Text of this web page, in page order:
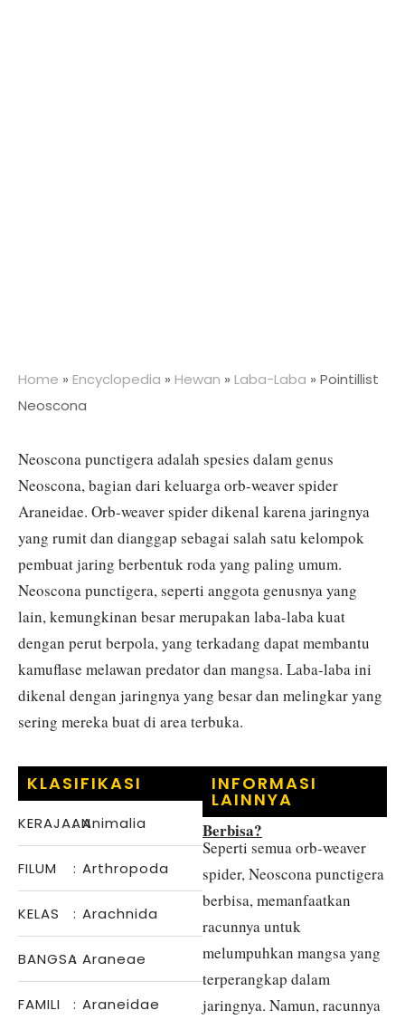
Home » Encyclopedia » Hewan » Laba-Laba » Pointillist
Neoscona
Neoscona punctigera adalah spesies dalam genus
Neoscona, bagian dari keluarga orb-weaver spider
Araneidae. Orb-weaver spider dikenal karena jaringnya
yang rumit dan dianggap sebagai salah satu kelompok
pembuat jaring berbentuk roda yang paling umum.
Neoscona punctigera, seperti anggota genusnya yang
lain, kemungkinan besar merupakan laba-laba kuat
dengan perut berpola, yang terkadang dapat membantu
kamuflase melawan predator dan mangsa. Laba-laba ini
dikenal dengan jaringnya yang besar dan melingkar yang
sering mereka buat di area terbuka.
KLASIFIKASI
KERAJAAN
: Animalia
FILUM : Arthropoda
KELAS : Arachnida
BANGSA: Araneae
FAMILI : Araneidae
INFORMASI
LAINNYA
Berbisa?
Seperti semua orb-weaver
spider, Neoscona punctigera
berbisa, memanfaatkan
racunnya untuk
melumpuhkan mangsa yang
terperangkap dalam
jaringnya. Namun, racunnya